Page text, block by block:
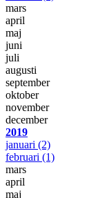
mars
april
maj
juni
juli
augusti
september
oktober
november
december
2019
januari (2)
februari (1)
mars
april
maj